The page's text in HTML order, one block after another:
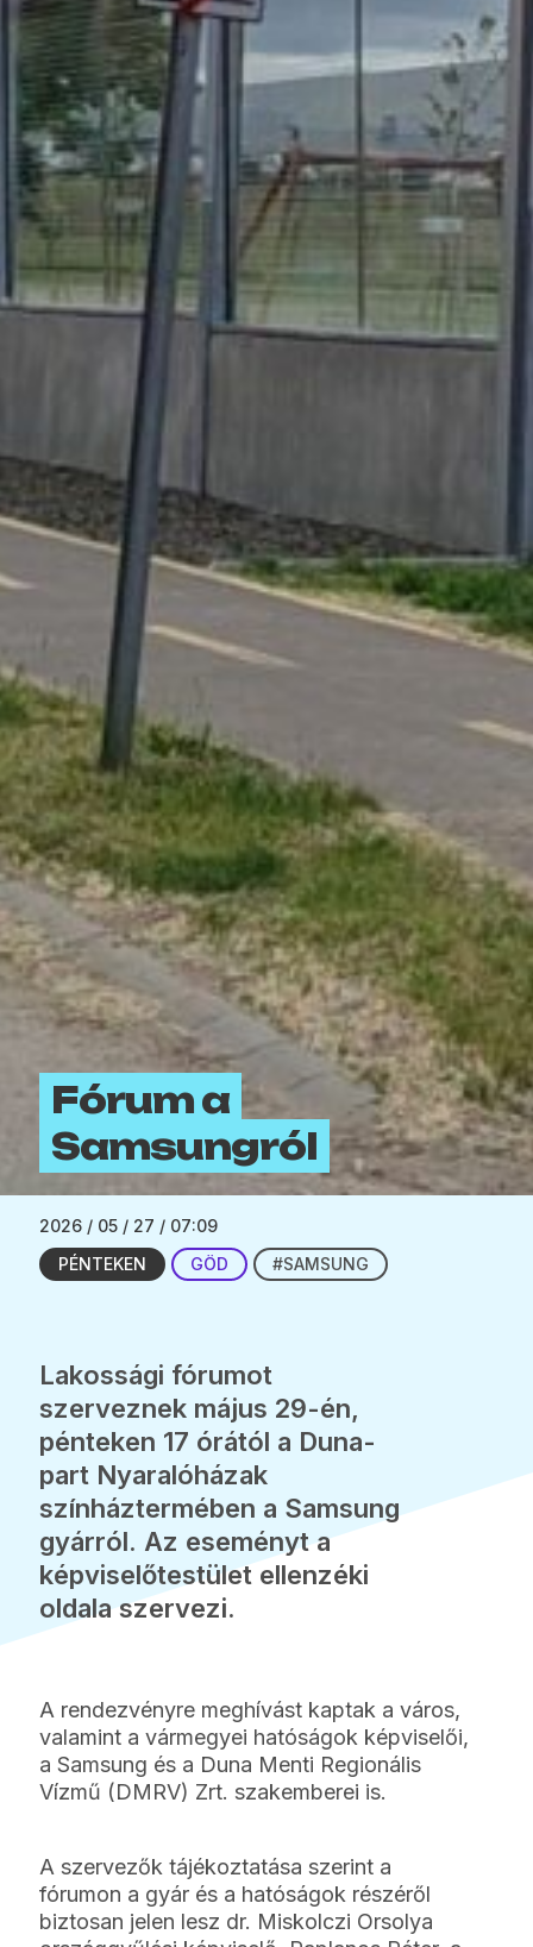
Fórum a
Samsungról
2026 / 05 / 27 / 07:09
PÉNTEKEN
GÖD #SAMSUNG
Lakossági fórumot
szerveznek május 29-én,
pénteken 17 órától a Duna-
part Nyaralóházak
színháztermében a Samsung
gyárról. Az eseményt a
képviselőtestület ellenzéki
oldala szervezi.
A rendezvényre meghívást kaptak a város,
valamint a vármegyei hatóságok képviselői,
a Samsung és a Duna Menti Regionális
Vízmű (DMRV) Zrt. szakemberei is.
A szervezők tájékoztatása szerint a
fórumon a gyár és a hatóságok részéről
biztosan jelen lesz dr. Miskolczi Orsolya